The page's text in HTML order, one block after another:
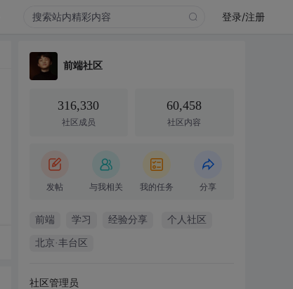
登录/注册
前端社区
316,330
社区成员
60,458
社区内容
发帖 与我相关 我的任务 分享
前端 学习 经验分享 个人社区
北京·丰台区
社区管理员